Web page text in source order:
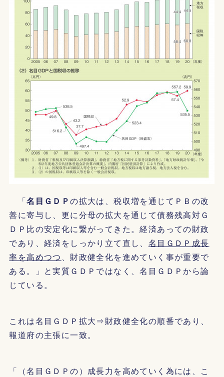
「名目ＧＤＰの拡大は、税収増を通じてＰＢの改
善に寄与し、更に分母の拡大を通じて債務残高対Ｇ
ＤＰ比の安定化に繋がってきた。経済あっての財政
であり、経済をしっかり立て直し、 名目ＧＤＰ成長
率を高めつつ 、財政健全化を進めていく事が重要で
ある。」と実質ＧＤＰではなく、名目ＧＤＰから論
じている。
これは名目ＧＤＰ拡大⇒財政健全化の順番であり、
報道府の主張に一致。
「（名目ＧＤＰの）成長力を高めていく為には、こ